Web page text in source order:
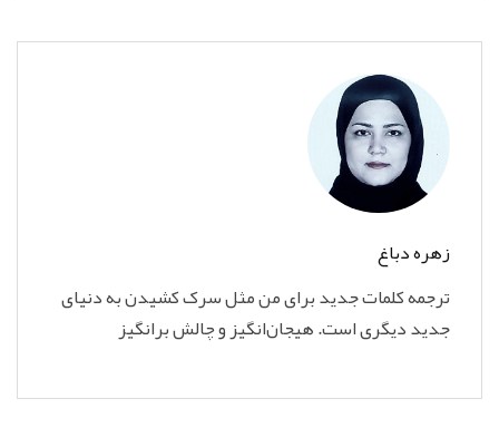
زهره دباغ
ترجمه کلمات جدید برای من مثل سرک کشیدن به دنیای
جدید دیگری است. هیجان‌انگیز و چالش برانگیز